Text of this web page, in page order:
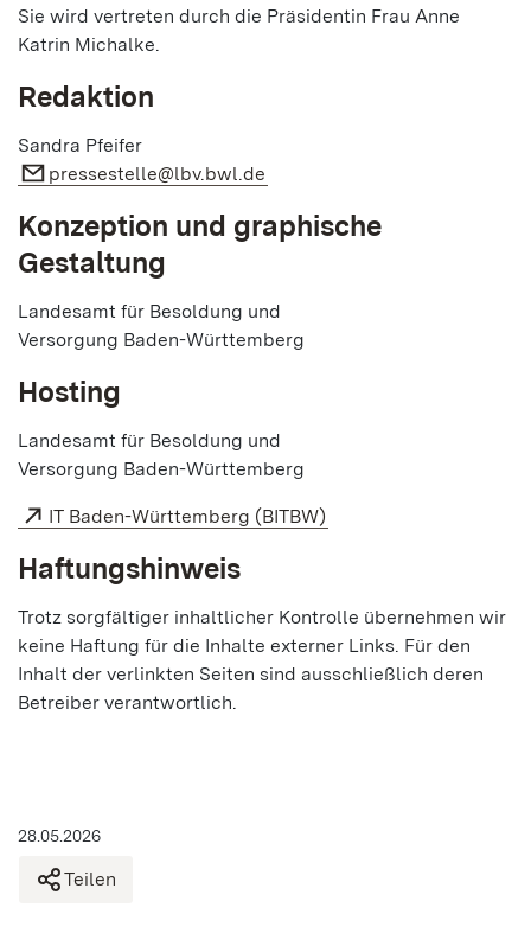
28.05.2026
Teilen
Sie wird vertreten durch die Präsidentin Frau Anne
Katrin Michalke.
Redaktion
Sandra Pfeifer
pressestelle@lbv.bwl.de
Konzeption und graphische
Gestaltung
Landesamt für Besoldung und
Versorgung Baden-Württemberg
Hosting
Landesamt für Besoldung und
Versorgung Baden-Württemberg
IT Baden-Württemberg (BITBW)
Haftungshinweis
Trotz sorgfältiger inhaltlicher Kontrolle übernehmen wir
keine Haftung für die Inhalte externer Links. Für den
Inhalt der verlinkten Seiten sind ausschließlich deren
Betreiber verantwortlich.